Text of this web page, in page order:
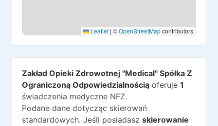
Leaflet | ©OpenStreetMapcontributors
Zakład Opieki Zdrowotnej "Medical" Spółka Z
Ograniczoną Odpowiedzialnością oferuje 1
świadczenia medyczne NFZ.
Podane dane dotycząc skierowań
standardowych. Jeśli posiadasz skierowanie